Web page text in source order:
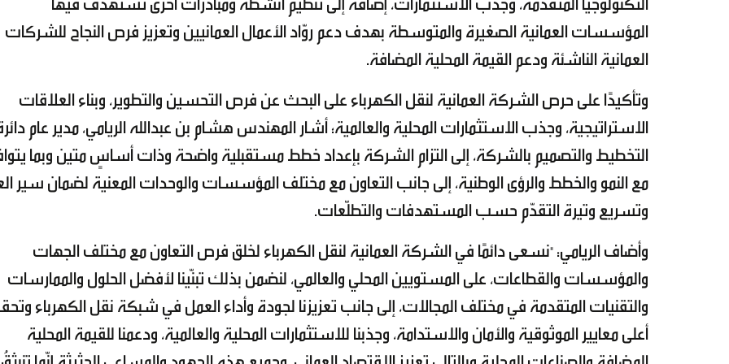
التكنولوجيا المتقدمة، وجذب الاستثمارات، إضافةً إلى تنظيم أنشطة ومبادرات أخرى تستهدف فيها
المؤسسات العمانية الصغيرة والمتوسطة بهدف دعم روّاد الأعمال العمانيين وتعزيز فرص النجاح للشركات
العمانية الناشئة ودعم القيمة المحلية المضافة.
وتأكيدًا على حرص الشركة العمانية لنقل الكهرباء على البحث عن فرص التحسين والتطوير، وبناء العلاقات
الاستراتيجية، وجذب الاستثمارات المحلية والعالمية؛ أشار المهندس هشام بن عبدالله الريامي، مدير عام
التخطيط والتصميم بالشركة، إلى التزام الشركة بإعداد خطط مستقبلية واضحة وذات أساسٍ متين وبما
مع النمو والخطط والرؤى الوطنية، إلى جانب التعاون مع مختلف المؤسسات والوحدات المعنية لضمان سير
وتسريع وتيرة التقدّم حسب المستهدفات والتطلّعات.
وأضاف الريامي: "نسعى دائمًا في الشركة العمانية لنقل الكهرباء لخلق فرص التعاون مع مختلف الجهات
والمؤسسات والقطاعات، على المستويين المحلي والعالمي، لنضمن بذلك تبنّينا لأفضل الحلول والممارسات
والتقنيات المتقدمة في مختلف المجالات، إلى جانب تعزيزنا لجودة وأداء العمل في شبكة نقل الكهرباء
أعلى معايير الموثوقية والأمان والاستدامة، وجذبنا للاستثمارات المحلية والعالمية، ودعمنا للقيمة المحلية